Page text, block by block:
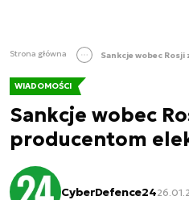
Strona główna
WIADOMOŚCI
Sankcje wobec
producentom
CyberDefence24